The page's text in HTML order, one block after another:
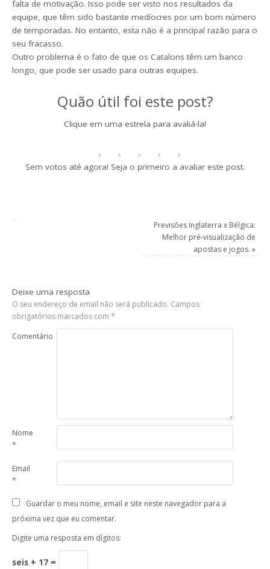
falta de motivação. Isso pode ser visto nos resultados da
equipe, que têm sido bastante medíocres por um bom número
de temporadas. No entanto, esta não é a principal razão para o
seu fracasso.
Outro problema é o fato de que os Catalons têm um banco
longo, que pode ser usado para outras equipes.
Quão útil foi este post?
Clique em uma estrela para avaliá-la!
Sem votos até agora! Seja o primeiro a avaliar este post.
Previsões Inglaterra x Bélgica:
Melhor pré-visualização de
apostas e jogos. »
Deixe uma resposta
O seu endereço de email não será publicado. Campos
obrigatórios marcados com*
Comentário
Nome
*
Email
*
Guardar o meu nome, email e site neste navegador para a
próxima vez que eu comentar.
Digite uma resposta em dígitos:
seis + 17 =